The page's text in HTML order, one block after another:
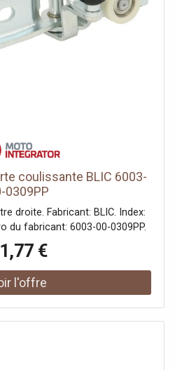
coulissante BLIC 6003-
0309PP
droite. Fabricant: BLIC. Index:
du fabricant: 6003-00-0309PP.
€